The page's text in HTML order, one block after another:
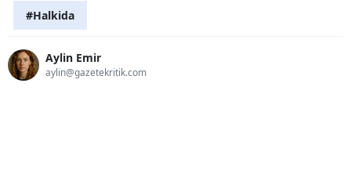
#Halkida
Aylin Emir
aylin@gazetekritik.com